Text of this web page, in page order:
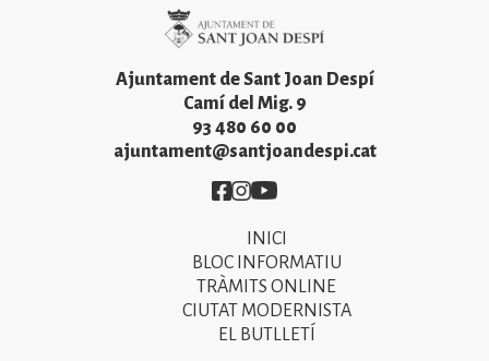
Ajuntament de Sant Joan Despí
Camí del Mig. 9
93 480 60 00
ajuntament@santjoandespi.cat
Imatge
Imatge
Imatge
INICI
BLOC INFORMATIU
TRÀMITS ONLINE
CIUTAT MODERNISTA
EL BUTLLETÍ